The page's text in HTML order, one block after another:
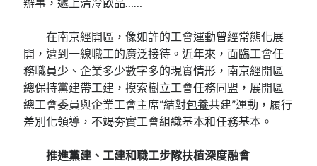
在南京經開區，像如許的工會運動曾經常態化展
開，遭到一線職工的廣泛接待。近年來，面臨工會任
務職員少、企業多少數字多的現實情形，南京經開區
總保持黨建帶工建，摸索樹立工會任務同盟，展開區
總工會委員與企業工會主席“結對包養共建”運動，履行
差別化領導，不竭夯實工會組織基本和任務基本。
推進黨建、工建和職工步隊扶植深度融會